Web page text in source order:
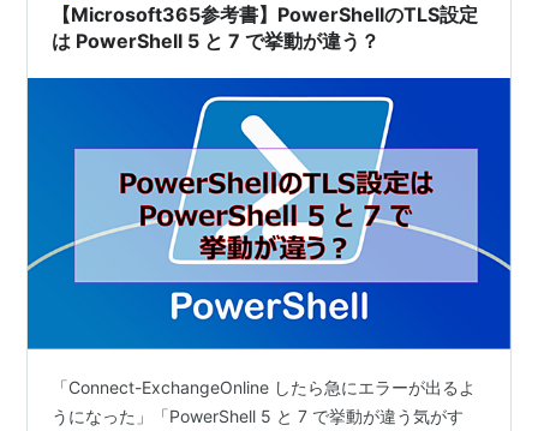
【Microsoft365参考書】PowerShellのTLS設定
は PowerShell 5 と 7 で挙動が違う？
「Connect-ExchangeOnline したら急にエラーが出るよ
うになった」「PowerShell 5 と 7 で挙動が違う気がす